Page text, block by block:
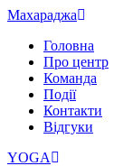
Махараджа
Головна
Про центр
Команда
Події
Контакти
Відгуки
YOGA